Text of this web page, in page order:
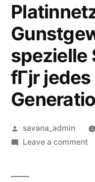
spezielle
fГјr
savana_admin
Leave a comment